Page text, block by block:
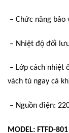
– Chức năng bảo
– Nhiệt độ đối
– Lớp cách nhiệt
vách tủ ngay cả
– Nguồn điện:
MODEL: FTFD-801